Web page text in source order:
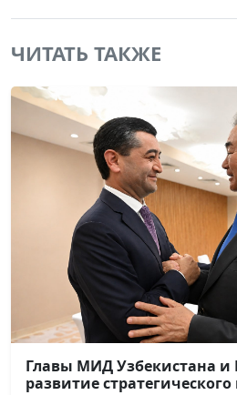
ЧИТАТЬ ТАКЖЕ
Главы МИД Узбекистана и
развитие стратегического